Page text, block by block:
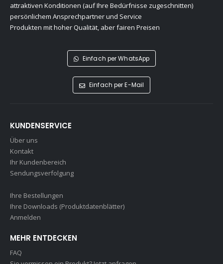
attraktiven Konditionen (auf Ihre Bedürfnisse zugeschnitten)
persönlichem Ansprechpartner und Service
Produkten mit hoher Qualität, aber fairen Preisen
Einfach per WhatsApp
Einfach per E-Mail
KUNDENSERVICE
Über uns
Kontakt
Ihr Kundenbereich
Sendungsverfolgung
Ihre Bestellungen
Ihre Downloads (Produktdatenblätter)
Anmelden
MEHR ENTDECKEN
FAQ